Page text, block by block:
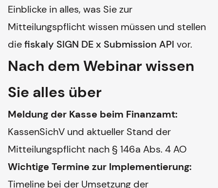
Einblicke in alles, was Sie zur
Mitteilungspflicht wissen müssen und stellen
diefiskaly SIGN DE x Submission API vor.
Nach dem Webinar wissen
Sie alles über
Meldung der Kasse beim Finanzamt:
KassenSichV und aktueller Stand der
Mitteilungspflicht nach § 146a Abs. 4 AO
Wichtige Termine zur Implementierung:
Timeline bei der Umsetzung der